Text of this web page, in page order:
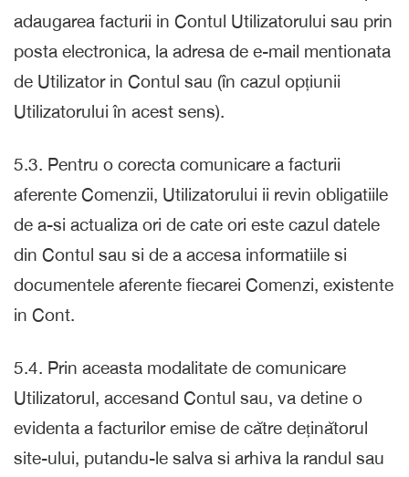
adaugarea facturii in Contul Utilizatorului sau prin
posta electronica, la adresa de e-mail mentionata
de Utilizator in Contul sau (în cazul opțiunii
Utilizatorului în acest sens).
5.3. Pentru o corecta comunicare a facturii
aferente Comenzii, Utilizatorului ii revin obligatiile
de a-si actualiza ori de cate ori este cazul datele
din Contul sau si de a accesa informatiile si
documentele aferente fiecarei Comenzi, existente
in Cont.
5.4. Prin aceasta modalitate de comunicare
Utilizatorul, accesand Contul sau, va detine o
evidenta a facturilor emise de către deținătorul
site-ului, putandu-le salva si arhiva la randul sau